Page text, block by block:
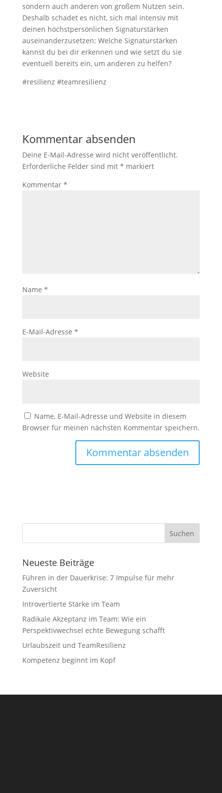
sondern auch anderen von großem Nutzen sein.
Deshalb schadet es nicht, sich mal intensiv mit
deinen höchstpersönlichen Signaturstärken
auseinanderzusetzen: Welche Signaturstärken
kannst du bei dir erkennen und wie setzt du sie
eventuell bereits ein, um anderen zu helfen?
#resilienz #teamresilienz
Kommentar absenden
Deine E-Mail-Adresse wird nicht veröffentlicht.
Erforderliche Felder sind mit * markiert
Kommentar *
Name *
E-Mail-Adresse *
Website
Name, E-Mail-Adresse und Website in diesem
Browser für meinen nächsten Kommentar speichern.
Neueste Beiträge
Führen in der Dauerkrise: 7 Impulse für mehr
Zuversicht
Introvertierte Stärke im Team
Radikale Akzeptanz im Team: Wie ein
Perspektivwechsel echte Bewegung schafft
Urlaubszeit und TeamResilienz
Kompetenz beginnt im Kopf